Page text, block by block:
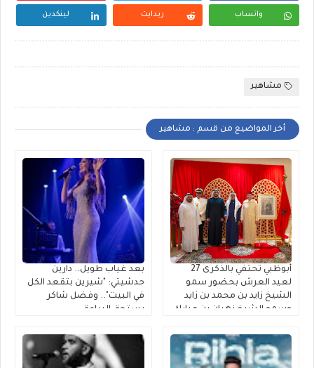
واتساب ريدايت لينكدين
مشاهير
أخر المواضيع من قسم : مشاهير
أبوظبي تحتفي بالذكرى 27
لعيد العرش بحضور سمو
الشيخ زايد بن محمد بن زايد
وسمو الشيخ نهيان بن مبارك
بعد غياب طويل.. دارين
حدشيتي: "شيرين بتقعد الكل
في البيت".. وفضل شاكر
يستحق البراءة